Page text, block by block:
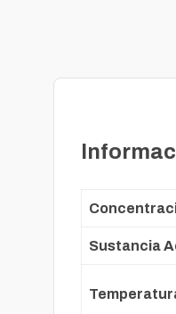
Sustancia